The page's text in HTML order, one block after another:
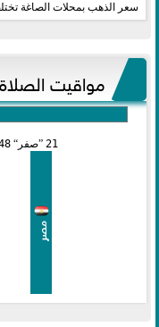
سعر الذهب بمحلات الصاغة
مواقيت الصلاة
21 صفر
مصر